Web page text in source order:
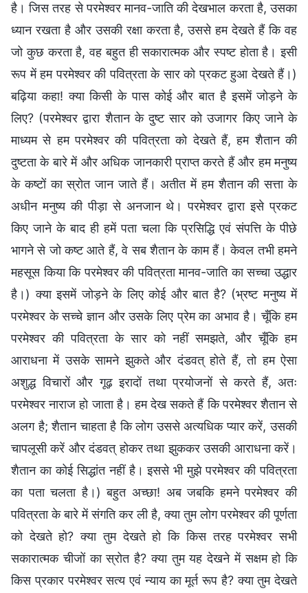
है। जिस तरह से परमेश्वर मानव-जाति की देखभाल करता है, उसका
ध्यान रखता है और उसकी रक्षा करता है, उससे हम देखते हैं कि वह
जो कुछ करता है, वह बहुत ही सकारात्मक और स्पष्ट होता है। इसी
रूप में हम परमेश्वर की पवित्रता के सार को प्रकट हुआ देखते हैं।)
बढ़िया कहा! क्या किसी के पास कोई और बात है इसमें जोड़ने के
लिए? (परमेश्वर द्वारा शैतान के दुष्ट सार को उजागर किए जाने के
माध्यम से हम परमेश्वर की पवित्रता को देखते हैं, हम शैतान की
दुष्टता के बारे में और अधिक जानकारी प्राप्त करते हैं और हम मनुष्य
के कष्टों का स्रोत जान जाते हैं। अतीत में हम शैतान की सत्ता के
अधीन मनुष्य की पीड़ा से अनजान थे। परमेश्वर द्वारा इसे प्रकट
किए जाने के बाद ही हमें पता चला कि प्रसिद्धि एवं संपत्ति के पीछे
भागने से जो कष्ट आते हैं, वे सब शैतान के काम हैं। केवल तभी हमने
महसूस किया कि परमेश्वर की पवित्रता मानव-जाति का सच्चा उद्धार
है।) क्या इसमें जोड़ने के लिए कोई और बात है? (भ्रष्ट मनुष्य में
परमेश्वर के सच्चे ज्ञान और उसके लिए प्रेम का अभाव है। चूँकि हम
परमेश्वर की पवित्रता के सार को नहीं समझते, और चूँकि हम
आराधना में उसके सामने झुकते और दंडवत् होते हैं, तो हम ऐसा
अशुद्ध विचारों और गूढ़ इरादों तथा प्रयोजनों से करते हैं, अतः
परमेश्वर नाराज हो जाता है। हम देख सकते हैं कि परमेश्वर शैतान से
अलग है; शैतान चाहता है कि लोग उससे अत्यधिक प्यार करें, उसकी
चापलूसी करें और दंडवत् होकर तथा झुककर उसकी आराधना करें।
शैतान का कोई सिद्धांत नहीं है। इससे भी मुझे परमेश्वर की पवित्रता
का पता चलता है।) बहुत अच्छा! अब जबकि हमने परमेश्वर की
पवित्रता के बारे में संगति कर ली है, क्या तुम लोग परमेश्वर की पूर्णता
को देखते हो? क्या तुम देखते हो कि किस तरह परमेश्वर सभी
सकारात्मक चीजों का स्रोत है? क्या तुम यह देखने में सक्षम हो कि
किस प्रकार परमेश्वर सत्य एवं न्याय का मूर्त रूप है? क्या तुम देखते